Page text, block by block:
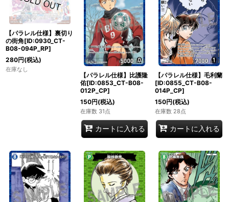
【パラレル仕様】裏切り
の街角[ID:0930_CT-
B08-094P_RP]
280円(税込)
在庫なし
【パラレル仕様】比護隆
佑[ID:0853_CT-B08-
012P_CP]
150円(税込)
在庫数 31点
カートに入れる
【パラレル仕様】毛利蘭
[ID:0855_CT-B08-
014P_CP]
150円(税込)
在庫数 28点
カートに入れる